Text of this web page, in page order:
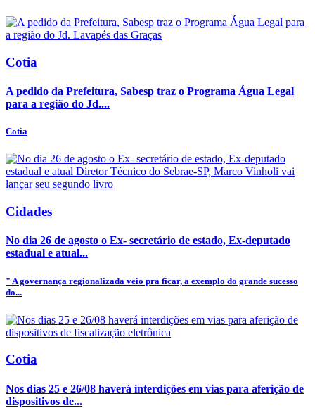
Cotia
A pedido da Prefeitura, Sabesp traz o Programa Água Legal
para a região do Jd....
Cotia
Cidades
No dia 26 de agosto o Ex- secretário de estado, Ex-deputado
estadual e atual...
" A governança regionalizada veio pra ficar, a exemplo do grande sucesso
do...
Cotia
Nos dias 25 e 26/08 haverá interdições em vias para aferição de
dispositivos de...